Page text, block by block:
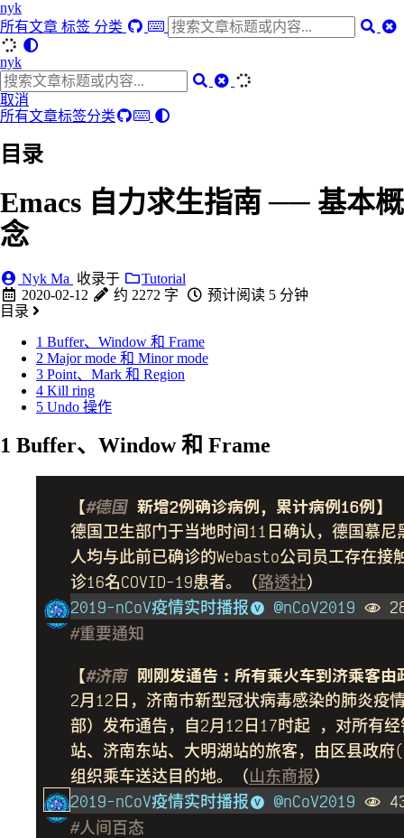
nyk
所有文章 标签 分类
nyk
取消
所有文章标签分类
目录
Emacs 自力求生指南 ── 基本概
念
Nyk Ma 收录于
Tutorial
2020-02-12
约 2272 字
预计阅读 5 分钟
目录
1 Buffer、Window 和 Frame
2 Major mode 和 Minor mode
3 Point、Mark 和 Region
4 Kill ring
5 Undo 操作
1 Buffer、Window 和 Frame